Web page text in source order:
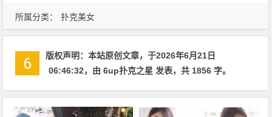
所属分类： 扑克美女
版权声明：本站原创文章，于2026年6月21日
06:46:32，由6up扑克之星 发表，共 1856 字。